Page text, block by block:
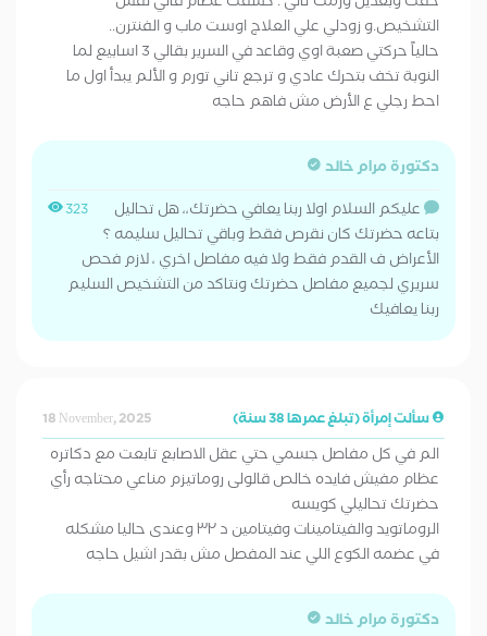
التشخيص.و زودلي علي العلاج اوست ماب و الفنترن..
حالياً حركتي صعبة اوي وقاعد في السرير بقالي 3 اسابيع لما
النوبة تخف بتحرك عادي و ترجع تاني تورم و الألم يبدأ اول ما
احط رجلي ع الأرض مش فاهم حاجه
دكتورة مرام خالد
323
عليكم السلام اولا ربنا يعافي حضرتك،، هل تحاليل
بتاعه حضرتك كان نقرص فقط وباقي تحاليل سليمه ؟
الأعراض ف القدم فقط ولا فيه مفاصل اخري ، لازم فحص
سريري لجميع مفاصل حضرتك ونتاكد من التشخيص السليم
ربنا يعافيك
سألت إمرأة (تبلغ عمرها 38 سنة) 18 November, 2025
الم في كل مفاصل جسمي حتي عقل الاصابع تابعت مع دكاتره
عظام مفيش فايده خالص قالولى روماتيزم مناعي محتاجه رأي
حضرتك تحاليلي كويسه
الروماتويد والفيتامينات وفيتامين د ٣٢ وعندى حاليا مشكله
في عضمه الكوع اللي عند المفصل مش بقدر اشيل حاجه
دكتورة مرام خالد